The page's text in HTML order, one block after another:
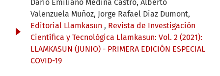
Dario Emiliano Medina Castro, Alberto
Valenzuela Muñoz, Jorge Rafael Diaz Dumont,
Editorial Llamkasun , Revista de Investigación
Científica y Tecnológica Llamkasun: Vol. 2 (2021):
LLAMKASUN (JUNIO) - PRIMERA EDICIÓN ESPECIAL
COVID-19